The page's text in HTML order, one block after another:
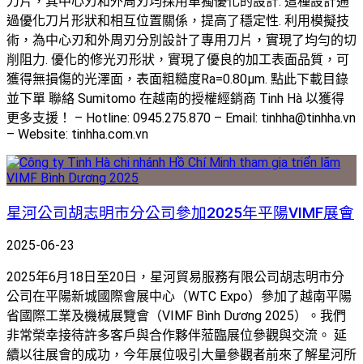
過優化刀片形狀和相互位置關係，提高了穩定性. 利用模擬技
術，為中心刃和外周刃分別設計了專用刀片，實現了均勻的切
削阻力. 優化的修光刃形狀，實現了優良的加工表面品質，可
獲得無損傷的光澤面，表面粗糙度Ra=0.80µm. 點此下載目錄
並下單 聯絡 Sumitomo 在越南的授權經銷商 Tinh Hà 以獲得
更多支援！ – Hotline: 0945.275.870 – Email: tinhha@tinhha.vn
– Website: tinhha.com.vn
星河公司胡志明市分公司參加2025年平陽VIMF展會
2025-06-23
2025年6月18日至20日，星河貿易服務有限公司胡志明市分
公司在平陽新城國際會展中心（WTC Expo）參加了越南平陽
省國際工業及機械展覽會（VIMF Bình Dương 2025）。我們
非常榮幸接待許多客戶與合作夥伴蒞臨展位參觀與交流。 延
續以往展會的成功，今年展位吸引大量參觀者前來了解星河所